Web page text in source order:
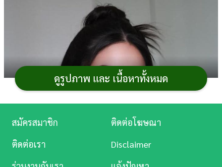
ดูรูปภาพ และ เนื้อหาทั้งหมด
ดู
หนัง
สมัครสมาชิก
ติดต่อโฆษณา
ติดต่อเรา
Disclaimer